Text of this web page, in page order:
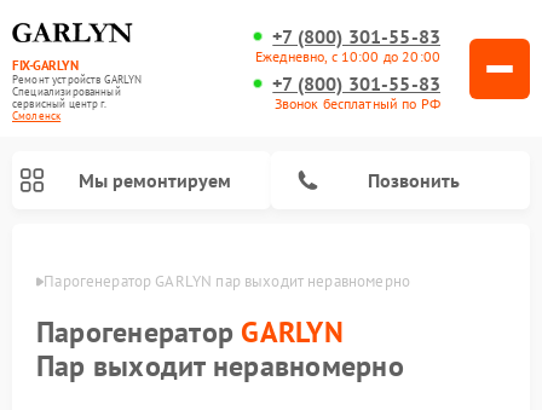
FIX-GARLYN
Ремонт устройств GARLYN
Специализированный
cервисный центр г.
Смоленск
+7 (800) 301-55-83
Ежедневно, с 10:00 до 20:00
+7 (800) 301-55-83
Звонок бесплатный по РФ
Мы ремонтируем Позвонить
Парогенератор GARLYN пар выходит неравномерно
Парогенератор GARLYN
Пар выходит неравномерно